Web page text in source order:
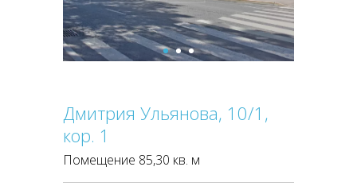
Город Столиц,
Южный блок
Дмитрия Ульянова, 10/1,
кор. 1
Помещение 85,30 кв. м